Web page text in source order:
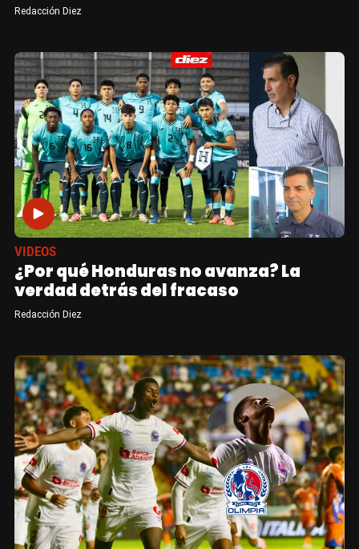
Redacción Diez
VIDEOS
¿Por qué Honduras no avanza? La
verdad detrás del fracaso
Redacción Diez